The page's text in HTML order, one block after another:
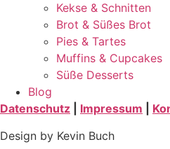
Kekse & Schnitten
Brot & Süßes Brot
Pies & Tartes
Muffins & Cupcakes
Süße Desserts
Blog
Datenschutz
Impressum
Design by Kevin Buch